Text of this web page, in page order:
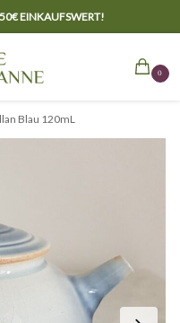
EINKAUFSWERT!
0
Blau 120mL